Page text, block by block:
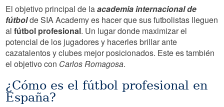
El objetivo principal de laacademia internacional de
fútbolde SIA Academy es hacer que sus futbolistas lleguen
alfútbol profesional. Un lugar donde maximizar el
potencial de los jugadores y hacerles brillar ante
cazatalentos y clubes mejor posicionados. Este es también
el objetivo con Carlos Romagosa.
¿Cómo es el fútbol profesional en
España?